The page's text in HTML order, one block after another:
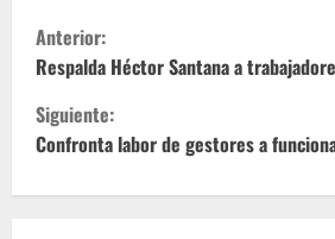
S
i
g
Anterior:
Respalda Héctor Santana a
Siguiente:
Confronta labor de gestores a